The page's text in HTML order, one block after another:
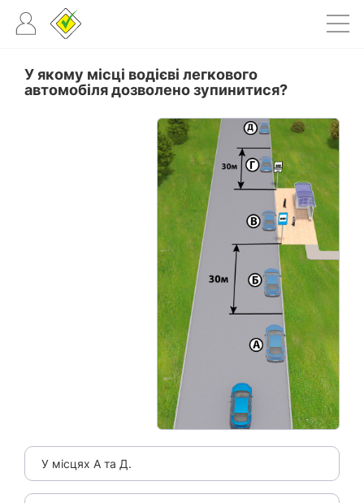
У якому місці водієві легкового
автомобіля дозволено зупинитися?
У місцях А та Д.